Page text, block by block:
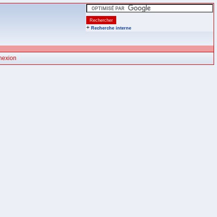
+ Recherche interne